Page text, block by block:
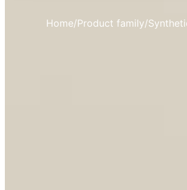
Home/Product family/